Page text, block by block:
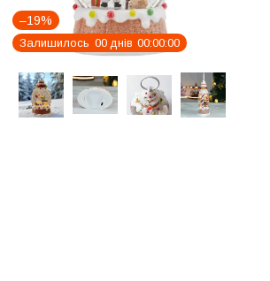
–19%
Залишилось 00 днів 00 00 00